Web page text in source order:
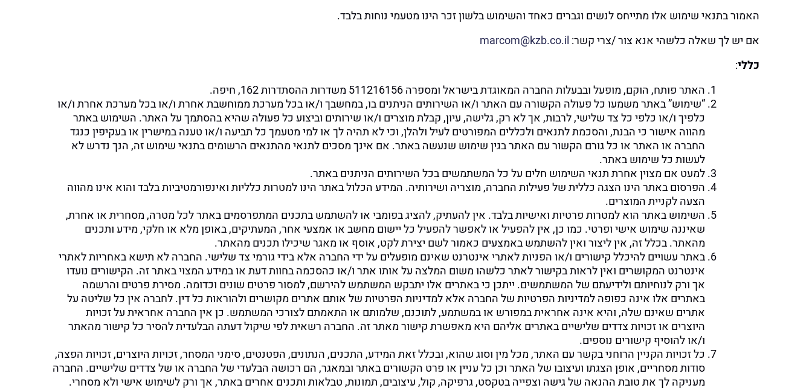
האמור בתנאי שימוש אלו מתייחס לנשים וגברים כאחד והשימוש בלשון זכר הינו מטעמי נוחות בלבד.
אם יש לך שאלה כלשהי אנא צור /צרי קשר: marcom@kzb.co.il
כללי:
האתר פותח, הוקם, מופעל ובבעלות החברה המאוגדת בישראל ומספרה 511216156 משדרות ההסתדרות 162, חיפה.
“שימוש” באתר משמעו כל פעולה הקשורה עם האתר ו/או השירותים הניתנים בו, במחשבך ו/או בכל מערכת ממוחשבת אחרת ו/או בכל מערכת אחרת ו/או
כלפיך ו/או כלפי כל צד שלישי, לרבות, אך לא רק, גלישה, עיון, קבלת מוצרים ו/או שירותים וביצוע כל פעולה שהיא בהסתמך על האתר. השימוש באתר
מהווה אישור כי הבנת, והסכמת לתנאים ולכללים המפורטים לעיל ולהלן, וכי לא תהיה לך או למי מטעמך כל תביעה ו/או טענה במישרין או בעקיפין כנגד
החברה או האתר או כל גורם הקשור עם האתר בגין שימוש שנעשה באתר. אם אינך מסכים לתנאי מהתנאים הרשומים בתנאי שימוש זה, הנך נדרש לא
לעשות כל שימוש באתר.
למעט אם מצוין אחרת תנאי השימוש חלים על כל המשתמשים בכל השירותים הניתנים באתר.
הפרסום באתר הינו הצגה כללית של פעילות החברה, מוצריה ושירותיה. המידע הכלול באתר הינו למטרות כלליות ואינפורמטיביות בלבד והוא אינו מהווה
הצעה לקניית המוצרים.
השימוש באתר הוא למטרות פרטיות ואישיות בלבד. אין להעתיק, להציג בפומבי או להשתמש בתכנים המתפרסמים באתר לכל מטרה, מסחרית או אחרת,
שאיננה שימוש אישי ופרטי. כמו כן, אין להפעיל או לאפשר להפעיל כל יישום מחשב או אמצעי אחר, המעתיקים, באופן מלא או חלקי, מידע ותכנים
מהאתר. בכלל זה, אין ליצור ואין להשתמש באמצעים כאמור לשם יצירת לקט, אוסף או מאגר שיכילו תכנים מהאתר.
באתר עשויים להיכלל קישורים ו/או הפניות לאתרי אינטרנט שאינם מופעלים על ידי החברה אלא בידי גורמי צד שלישי. החברה לא תישא באחריות לאתרי
אינטרנט המקושרים ואין לראות בקישור לאתר כלשהו משום המלצה על אותו אתר ו/או כהסכמה בחוות דעת או במידע המצוי באתר זה. הקישורים נועדו
אך ורק לנוחיותם ולידיעתם של המשתמשים. ייתכן כי באתרים אלו יתבקש המשתמש להירשם, למסור פרטים שונים וכדומה. מסירת פרטים והרשמה
באתרים אלו אינה כפופה למדיניות הפרטיות של החברה אלא למדיניות הפרטיות של אותם אתרים מקושרים ולהוראות כל דין. לחברה אין כל שליטה על
אתרים שאינם שלה, והיא אינה אחראית במפורש או במשתמע, לתוכנם, שלמותם או התאמתם לצורכי המשתמש. כן אין החברה אחראית על זכויות
היוצרים או זכויות צדדים שלישיים באתרים אליהם היא מאפשרת קישור מאתר זה. החברה רשאית לפי שיקול דעתה הבלעדית להסיר כל קישור מהאתר
ו/או להוסיף קישורים נוספים.
כל זכויות הקניין הרוחני בקשר עם האתר, מכל מין וסוג שהוא, ובכלל זאת המידע, התכנים, הנתונים, הפטנטים, סימני המסחר, זכויות היוצרים, זכויות הפצה,
סודות מסחריים, אופן הצגתו ועיצובו של האתר וכן כל עניין או פרט הקשורים באתר ובמאגר, הם רכושה הבלעדי של החברה או של צדדים שלישיים. החברה
מעניקה לך את טובת ההנאה של גישה וצפייה בטקסט, גרפיקה, קול, עיצובים, תמונות, טבלאות ותכנים אחרים באתר, אך ורק לשימוש אישי ולא מסחרי.